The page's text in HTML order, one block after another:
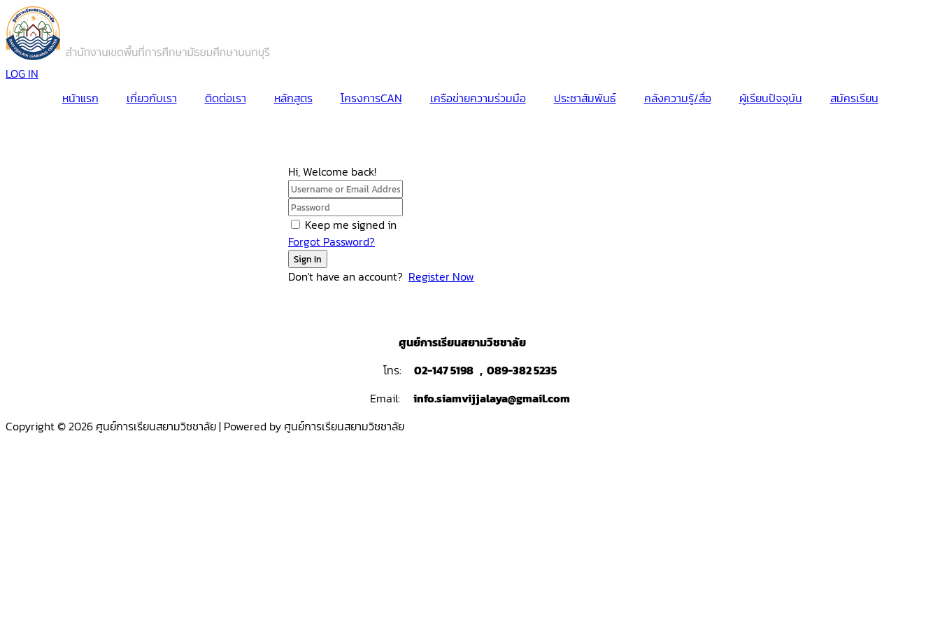
LOG IN
หน้าแรก
เกี่ยวกับเรา ติดต่อเรา หลักสูตร โครงการCAN เครือข่ายความร่วมมือ ประชาสัมพันธ์ คลังความรู้/สื่อ ผู้เรียนปัจจุบัน สมัครเรียน
Hi, Welcome back!
Keep me signed in
Forgot Password?
Sign In
Don't have an account? Register Now
ศูนย์การเรียนสยามวิชชาลัย
โทร:
02-147 5198 , 089-382 5235
Email:
info.siamvijjalaya@gmail.com
Copyright © 2026 ศูนย์การเรียนสยามวิชชาลัย | Powered by ศูนย์การเรียนสยามวิชชาลัย